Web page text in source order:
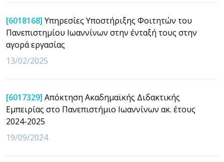
[6018168] Υπηρεσίες Υποστήριξης Φοιτητών του
Πανεπιστημίου Ιωαννίνων στην ένταξή τους στην
αγορά εργασίας
13/02/2025
[6017329] Απόκτηση Ακαδημαϊκής Διδακτικής
Εμπειρίας στο Πανεπιστήμιο Ιωαννίνων ακ. έτους
2024-2025
19/09/2024